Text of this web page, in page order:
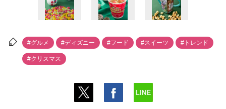
#グルメ #ディズニー #フード #スイーツ #トレンド
#クリスマス